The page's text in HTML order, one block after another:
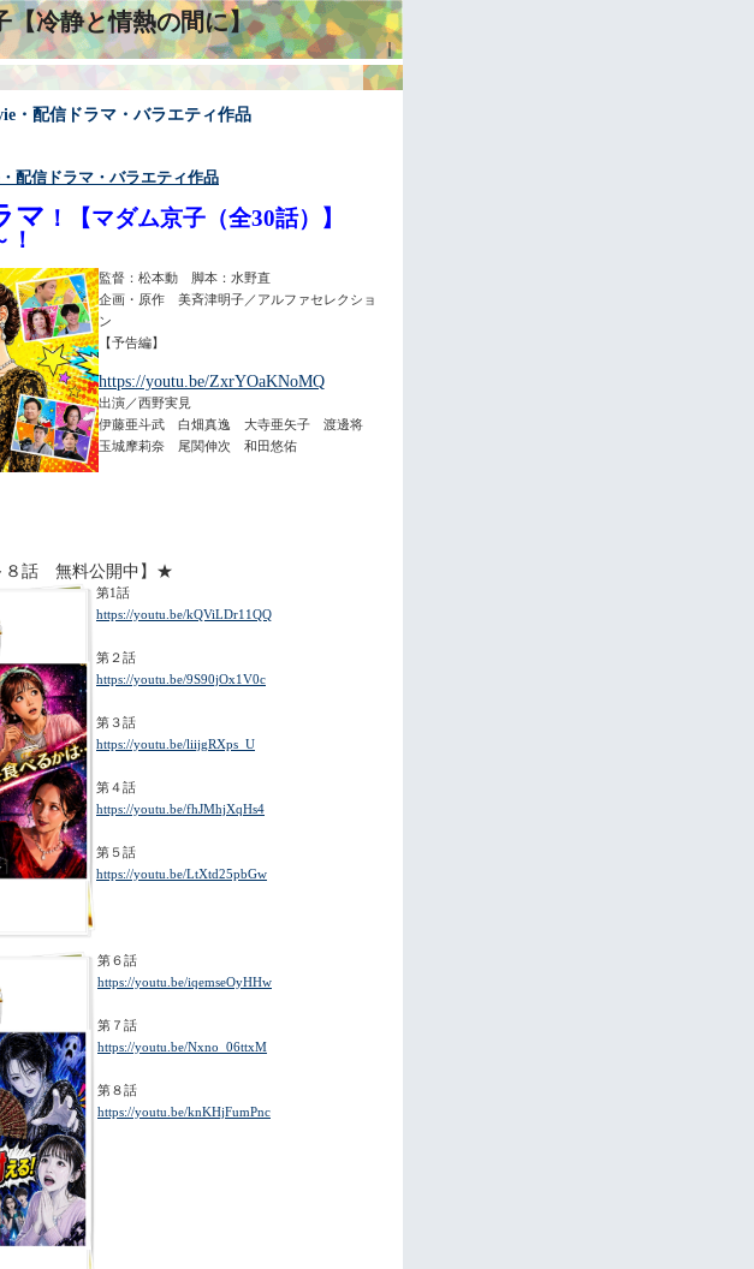
【冷静と情熱の間に】
｜
・配信ドラマ・バラエティ作品
配信ドラマ・バラエティ作品
マ ！【マダム京子（全30話）】
監督：松本動 脚本：水野直
企画・原作 美斉津明子／アルファセレクショ
ン
【予告編】
https://youtu.be/ZxrYOaKNoMQ
出演／西野実見
伊藤亜斗武 白畑真逸 大寺亜矢子 渡邊将
玉城摩莉奈 尾関伸次 和田悠佑
８話 無料公開中】★
第1話
https://youtu.be/kQViLDr11QQ
第２話
https://youtu.be/9S90jOx1V0c
第３話
https://youtu.be/liijgRXps_U
第４話
https://youtu.be/fhJMhjXqHs4
第５話
https://youtu.be/LtXtd25pbGw
第６話
https://youtu.be/iqemseOyHHw
第７話
https://youtu.be/Nxno_06ttxM
第８話
https://youtu.be/knKHjFumPnc